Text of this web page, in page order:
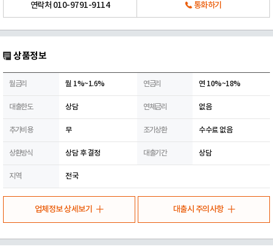
연락처 010-9791-9114 통화하기
상품정보
월금리 월 1%~1.6% 연금리 연 10%~18%
대출한도 상담 연체금리 없음
추가비용 무 조기상환 수수료 없음
상환방식 상담 후 결정 대출기간 상담
지역 전국
업체정보 상세보기 대출시 주의사항